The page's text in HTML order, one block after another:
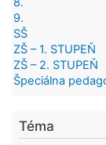
9.
SŠ
ZŠ – 1. STUPEŇ
ZŠ – 2. STUPEŇ
Špeciálna
Téma